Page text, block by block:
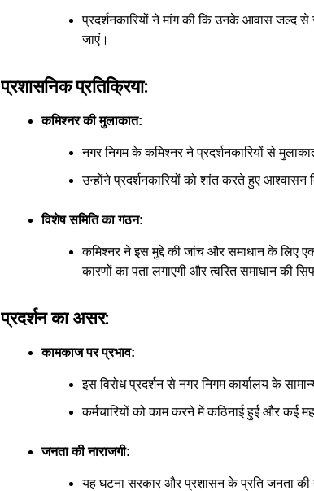
प्रदर्शनकारियों ने मांग की कि उनके आवास जल्द
जाएं।
प्रशासनिक प्रतिक्रिया:
कमिश्नर की मुलाकात:
नगर निगम के कमिश्नर ने प्रदर्शनकारियों से
उन्होंने प्रदर्शनकारियों को शांत करते हुए
विशेष समिति का गठन:
कमिश्नर ने इस मुद्दे की जांच और समाधान के लिए
कारणों का पता लगाएगी और त्वरित समाधान की
प्रदर्शन का असर:
कामकाज पर प्रभाव:
इस विरोध प्रदर्शन से नगर निगम कार्यालय के
कर्मचारियों को काम करने में कठिनाई हुई और कई
जनता की नाराजगी:
यह घटना सरकार और प्रशासन के प्रति जनता की